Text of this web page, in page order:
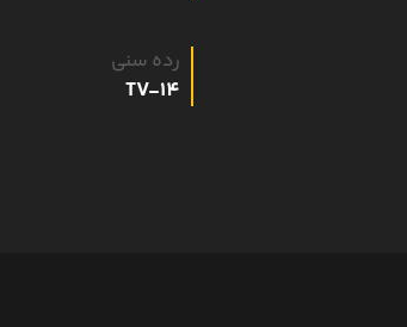
رده سنی
TV-14